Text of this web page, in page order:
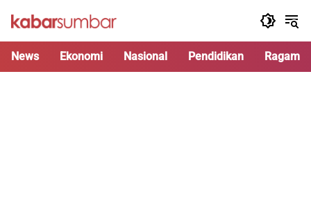
News Ekonomi Nasional Pendidikan Ragam